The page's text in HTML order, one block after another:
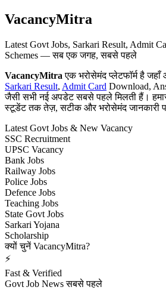
VacancyMitra
Latest Govt Jobs, Sarkari Result, Admit
Schemes — सब एक जगह, सबसे पहले
VacancyMitra एक भरोसेमंद प्लेटफॉर्म है
Sarkari Result, Admit Card Download,
जैसी सभी नई अपडेट सबसे पहले मिलती हैं।
स्टूडेंट तक तेज़, सटीक और भरोसेमंद जानकारी
Latest Govt Jobs & New Vacancy
SSC Recruitment
UPSC Vacancy
Bank Jobs
Railway Jobs
Police Jobs
Defence Jobs
Teaching Jobs
State Govt Jobs
Sarkari Yojana
Scholarship
क्यों चुनें VacancyMitra?
⚡
Fast & Verified
Govt Job News सबसे पहले